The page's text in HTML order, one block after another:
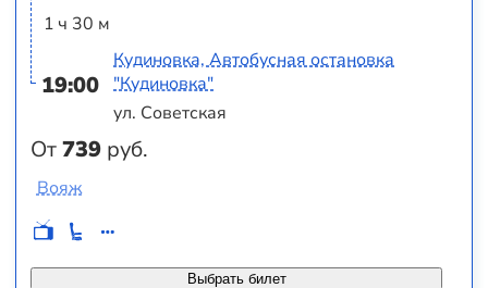
1 ч 30 м
19:00
От739 руб.
Кудиновка, Автобусная остановка
"Кудиновка"
ул. Советская
Выбрать билет
Вояж